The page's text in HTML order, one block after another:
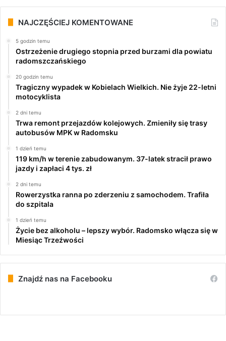
NAJCZĘŚCIEJ KOMENTOWANE
5 godzin temu
Ostrzeżenie drugiego stopnia przed burzami dla powiatu
radomszczańskiego
20 godzin temu
Tragiczny wypadek w Kobielach Wielkich. Nie żyje 22-letni
motocyklista
2 dni temu
Trwa remont przejazdów kolejowych. Zmieniły się trasy
autobusów MPK w Radomsku
1 dzień temu
119 km/h w terenie zabudowanym. 37-latek stracił prawo
jazdy i zapłaci 4 tys. zł
2 dni temu
Rowerzystka ranna po zderzeniu z samochodem. Trafiła
do szpitala
1 dzień temu
Życie bez alkoholu – lepszy wybór. Radomsko włącza się w
Miesiąc Trzeźwości
Znajdź nas na Facebooku